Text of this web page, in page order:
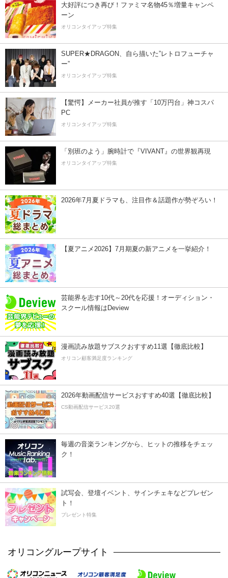
大好評につき再び！ファミマ名物45％増量キャンペ
ーン
オリコンタイアップ特集
SUPER★DRAGON、自ら描いた”レトロフューチャ
ー”
オリコンタイアップ特集
【驚愕】メーカー社員が推す「10万円台」神コスパ
PC
オリコンタイアップ特集
「別班のよう」腕時計で『VIVANT』の世界観再現
オリコンタイアップ特集
2026年7月夏ドラマも、注目作＆話題作が勢ぞろい！
【夏アニメ2026】7月期夏の新アニメを一挙紹介！
芸能界を志す10代～20代を応援！オーディション・
スクール情報はDeview
漫画読み放題サブスクおすすめ11選【徹底比較】
オリコン顧客満足度ランキング
2026年動画配信サービスおすすめ40選【徹底比較】
CS動画配信サービス20選
毎週の音楽ランキングから、ヒットの推移をチェッ
ク！
試写会、登壇イベント、サインチェキなどプレゼン
ト！
プレゼント特集
オリコングループサイト